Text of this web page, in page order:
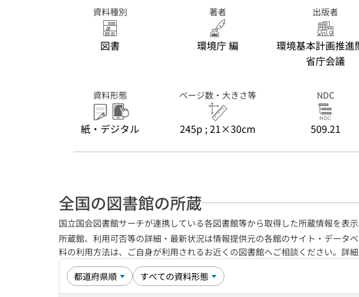
資料種別
図書
著者
環境庁 編
出版者
環境基本計画推進
省庁会議
資料形態
紙・デジタル
ページ数・大きさ等
245p ; 21×30cm
NDC
509.21
全国の図書館の所蔵
国立国会図書館サーチが連携している各図書館等から取得した所蔵情報を表示
所蔵館、利用可否等の詳細・最新状況は情報提供元の各館のサイト・データ
料の利用方法は、ご自身が利用されるお近くの図書館へご相談ください。詳